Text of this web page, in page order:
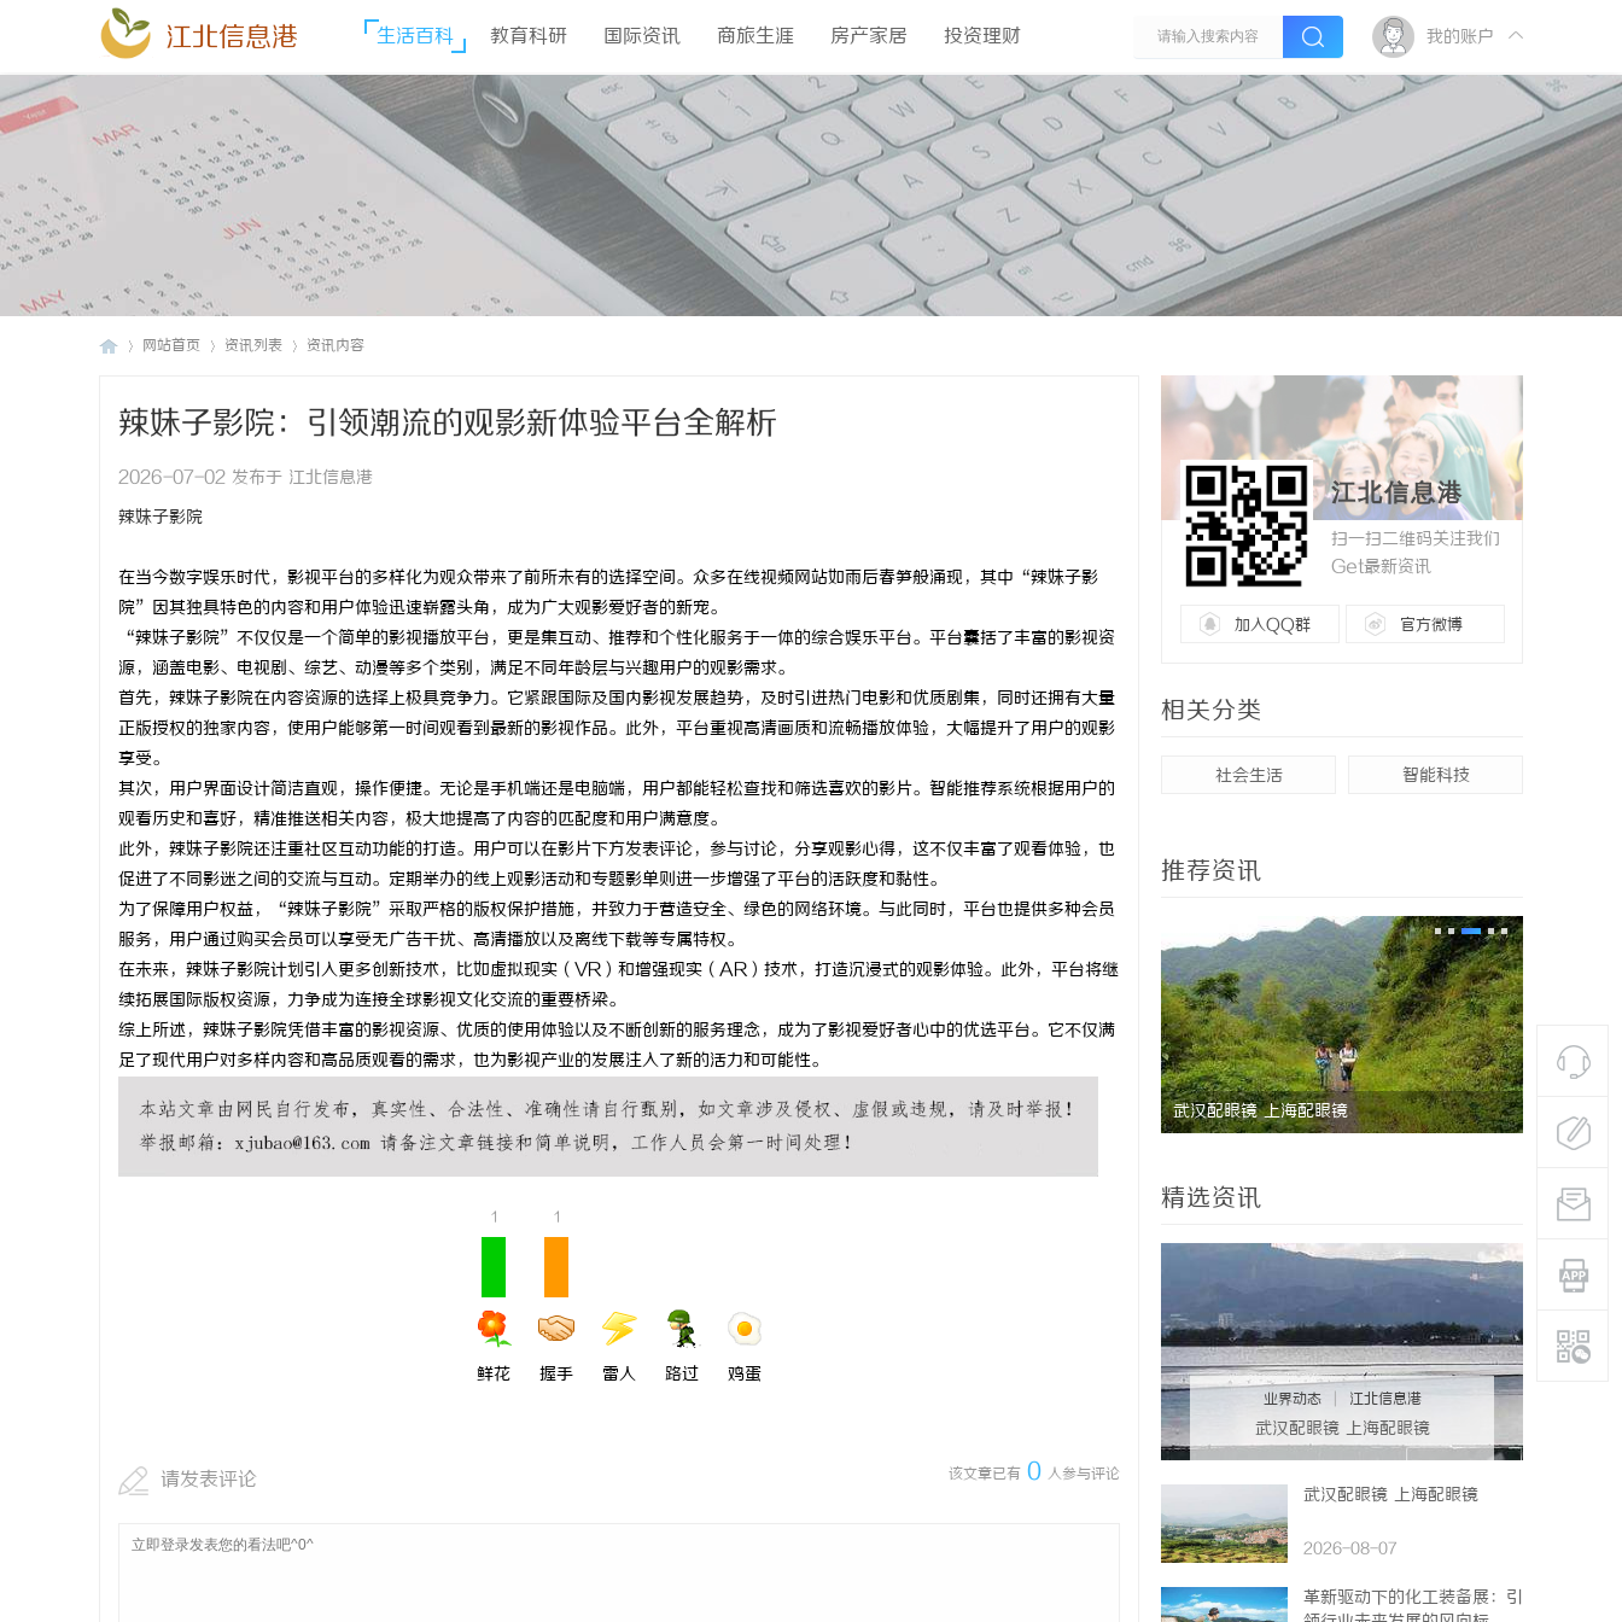
江北信息港 生活百科 教育科研 国际资讯 商旅生涯 房产家居 投资理财 我的账户
网站首页 资讯列表 资讯内容
辣妹子影院：引领潮流的观影新体验平台全解析
2026-07-02 发布于 江北信息港
辣妹子影院
在当今数字娱乐时代，影视平台的多样化为观众带来了前所未有的选择空间。众多在线视频网站如雨后春笋般涌现，其中“辣妹子影
院”因其独具特色的内容和用户体验迅速崭露头角，成为广大观影爱好者的新宠。
“辣妹子影院”不仅仅是一个简单的影视播放平台，更是集互动、推荐和个性化服务于一体的综合娱乐平台。平台囊括了丰富的影视资
源，涵盖电影、电视剧、综艺、动漫等多个类别，满足不同年龄层与兴趣用户的观影需求。
首先，辣妹子影院在内容资源的选择上极具竞争力。它紧跟国际及国内影视发展趋势，及时引进热门电影和优质剧集，同时还拥有大量
正版授权的独家内容，使用户能够第一时间观看到最新的影视作品。此外，平台重视高清画质和流畅播放体验，大幅提升了用户的观影
享受。
其次，用户界面设计简洁直观，操作便捷。无论是手机端还是电脑端，用户都能轻松查找和筛选喜欢的影片。智能推荐系统根据用户的
观看历史和喜好，精准推送相关内容，极大地提高了内容的匹配度和用户满意度。
此外，辣妹子影院还注重社区互动功能的打造。用户可以在影片下方发表评论，参与讨论，分享观影心得，这不仅丰富了观看体验，也
促进了不同影迷之间的交流与互动。定期举办的线上观影活动和专题影单则进一步增强了平台的活跃度和黏性。
为了保障用户权益，“辣妹子影院”采取严格的版权保护措施，并致力于营造安全、绿色的网络环境。与此同时，平台也提供多种会员
服务，用户通过购买会员可以享受无广告干扰、高清播放以及离线下载等专属特权。
在未来，辣妹子影院计划引入更多创新技术，比如虚拟现实（VR）和增强现实（AR）技术，打造沉浸式的观影体验。此外，平台将继
续拓展国际版权资源，力争成为连接全球影视文化交流的重要桥梁。
综上所述，辣妹子影院凭借丰富的影视资源、优质的使用体验以及不断创新的服务理念，成为了影视爱好者心中的优选平台。它不仅满
足了现代用户对多样内容和高品质观看的需求，也为影视产业的发展注入了新的活力和可能性。
1
鲜花
1
握手 雷人 路过 鸡蛋
该文章已有 0 人参与评论
请发表评论
江北信息港
扫一扫二维码关注我们
Get最新资讯
加入QQ群 官方微博
相关分类
社会生活 智能科技
推荐资讯
揭秘！专业充电桩项目软件开发商，究竟藏着
哪些行业秘诀？
开店最怕“搜不到”为什么隔壁店铺没花钱，
ai却天天给他免费派单？
武汉配眼镜 上海配眼镜 3d激光内
精选资讯
业界动态 江北信息港
武汉配眼镜 上海配眼镜
武汉配眼镜 上海配眼镜
2026-08-07
革新驱动下的化工装备展：引